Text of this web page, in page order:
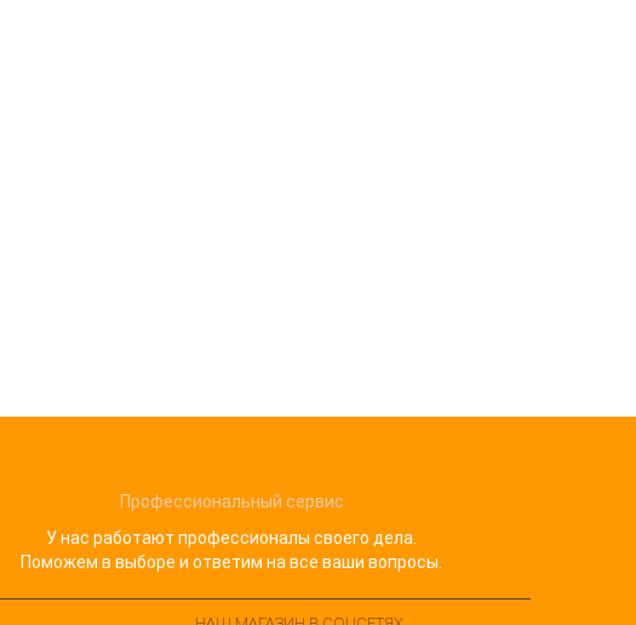
Профессиональный сервис
У нас работают профессионалы своего дела.
Поможем в выборе и ответим на все ваши вопросы.